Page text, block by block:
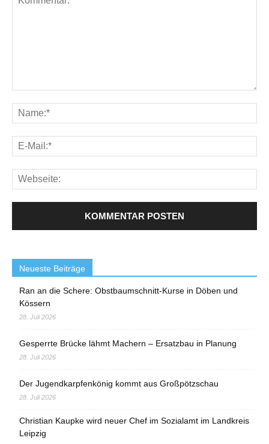
Neueste Beiträge
Ran an die Schere: Obstbaumschnitt-Kurse in Döben und
Kössern
28. Juli 2026
Gesperrte Brücke lähmt Machern – Ersatzbau in Planung
28. Juli 2026
Der Jugendkarpfenkönig kommt aus Großpötzschau
28. Juli 2026
Christian Kaupke wird neuer Chef im Sozialamt im Landkreis
Leipzig